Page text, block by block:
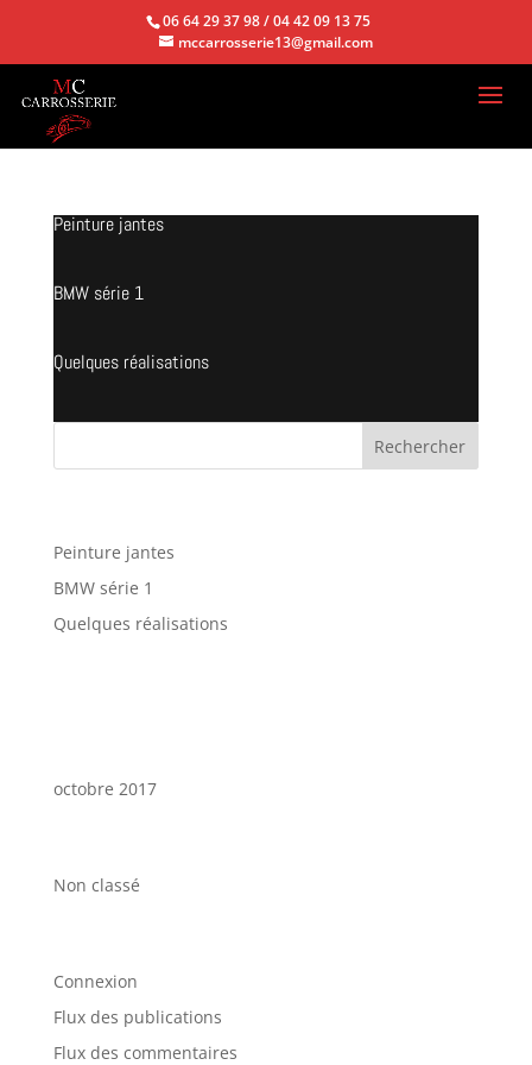
06 64 29 37 98 / 04 42 09 13 75
mccarrosserie13@gmail.com
Peinture jantes
BMW série 1
Quelques réalisations
Peinture jantes
BMW série 1
Quelques réalisations
octobre 2017
Non classé
Connexion
Flux des publications
Flux des commentaires